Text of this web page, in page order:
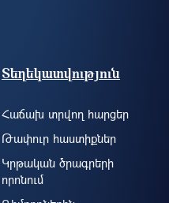
Տեղեկատվություն
Հաճախ տրվող հարցեր
Թափուր հաստիքներ
Կրթական ծրագրերի
որոնում